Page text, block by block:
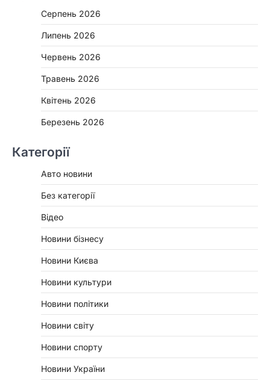
Серпень 2026
Липень 2026
Червень 2026
Травень 2026
Квітень 2026
Березень 2026
Категорії
Авто новини
Без категорії
Відео
Новини бізнесу
Новини Києва
Новини культури
Новини політики
Новини світу
Новини спорту
Новини України